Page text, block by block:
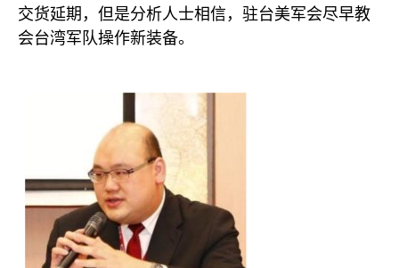
交货延期，但是分析人士相信，驻台美军会尽早教
会台湾军队操作新装备。